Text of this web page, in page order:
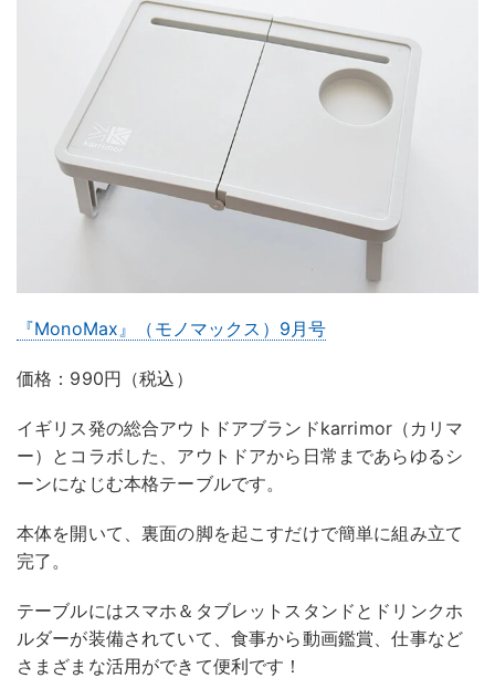
『MonoMax』（モノマックス）9月号
価格：990円（税込）
イギリス発の総合アウトドアブランドkarrimor（カリマ
ー）とコラボした、アウトドアから日常まであらゆるシ
ーンになじむ本格テーブルです。
本体を開いて、裏面の脚を起こすだけで簡単に組み立て
完了。
テーブルにはスマホ＆タブレットスタンドとドリンクホ
ルダーが装備されていて、食事から動画鑑賞、仕事など
さまざまな活用ができて便利です！